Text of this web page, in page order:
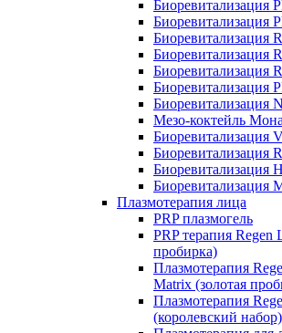
Биоревитализация
Биоревитализация
Биоревитализация
Биоревитализация
Биоревитализация
Биоревитализация
Биоревитализация
Мезо-коктейль
Биоревитализация
Биоревитализация
Биоревитализация
Биоревитализация
Плазмотерапия лица
PRP плазмогель
PRP терапия Regen
пробирка)
Плазмотерапия
Matrix (золотая
Плазмотерапия
(королевский набор)